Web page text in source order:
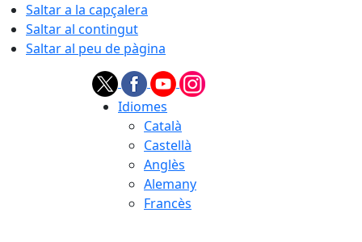
Saltar a la capçalera
Saltar al contingut
Saltar al peu de pàgina
Idiomes
Català
Castellà
Anglès
Alemany
Francès